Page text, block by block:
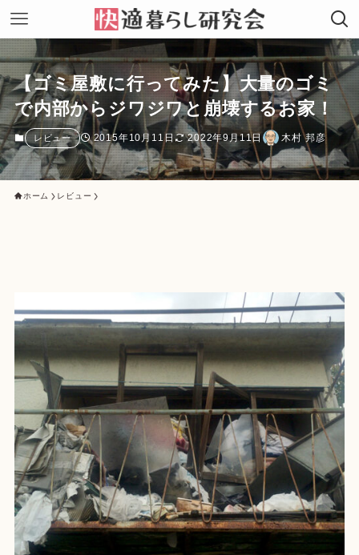
【ゴミ屋敷に行ってみた】大量のゴミ
で内部からジワジワと崩壊するお家！
レビュー 2015年10月11日 2022年9月11日 木村 邦彦
ホーム レビュー